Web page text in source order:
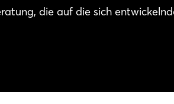
die auf die sich